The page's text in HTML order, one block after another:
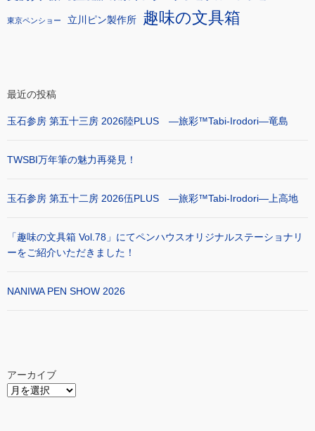
東京ペンショー 立川ピン製作所 趣味の文具箱
最近の投稿
玉石参房 第五十三房 2026陸PLUS ―旅彩™Tabi-Irodori―竜島
TWSBI万年筆の魅力再発見！
玉石参房 第五十二房 2026伍PLUS ―旅彩™Tabi-Irodori―上高地
「趣味の文具箱 Vol.78」にてペンハウスオリジナルステーショナリ
ーをご紹介いただきました！
NANIWA PEN SHOW 2026
アーカイブ